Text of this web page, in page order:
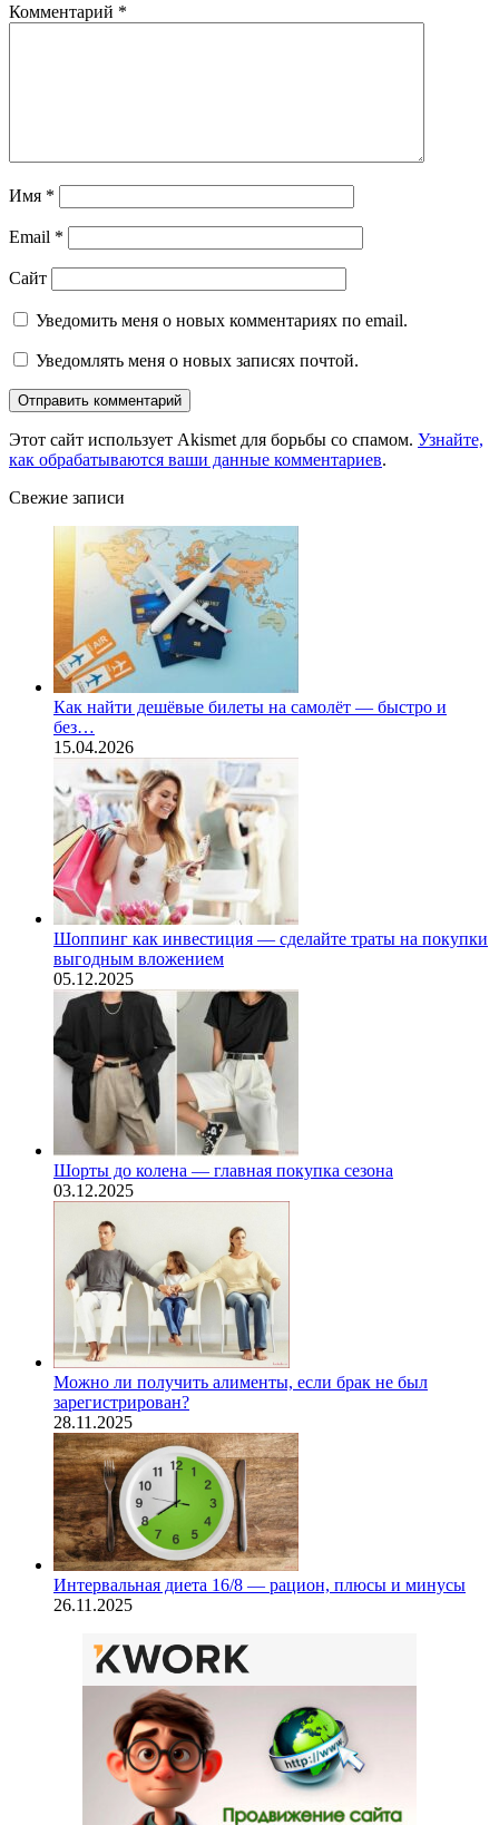
Комментарий *
Имя *
Email *
Сайт
Уведомить меня о новых комментариях по email.
Уведомлять меня о новых записях почтой.
Этот сайт использует Akismet для борьбы со спамом. Узнайте,
как обрабатываются ваши данные комментариев.
Свежие записи
Как найти дешёвые билеты на самолёт — быстро и
без…
15.04.2026
Шоппинг как инвестиция — сделайте траты на покупки
выгодным вложением
05.12.2025
Шорты до колена — главная покупка сезона
03.12.2025
Можно ли получить алименты, если брак не был
зарегистрирован?
28.11.2025
Интервальная диета 16/8 — рацион, плюсы и минусы
26.11.2025